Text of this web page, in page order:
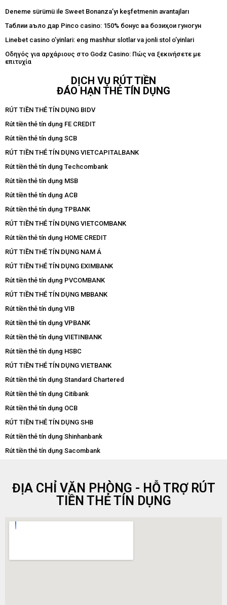
Deneme sürümü ile Sweet Bonanza’yı keşfetmenin avantajları
Таблиғи аъло дар Pinco casino: 150% бонус ва бозиҳои гуногун
Linebet casino o’yinlari: eng mashhur slotlar va jonli stol o’yinlari
Οδηγός για αρχάριους στο Godz Casino: Πώς να ξεκινήσετε με
επιτυχία
DỊCH VỤ RÚT TIỀN
ĐÁO HẠN THẺ TÍN DỤNG
RÚT TIỀN THẺ TÍN DỤNG BIDV
Rút tiền thẻ tín dụng FE CREDIT
Rút tiền thẻ tín dụng SCB
RÚT TIỀN THẺ TÍN DỤNG VIETCAPITALBANK
Rút tiền thẻ tín dụng Techcombank
Rút tiền thẻ tín dụng MSB
Rút tiền thẻ tín dụng ACB
Rút tiền thẻ tín dụng TPBANK
RÚT TIỀN THẺ TÍN DỤNG VIETCOMBANK
Rút tiền thẻ tín dụng HOME CREDIT
RÚT TIỀN THẺ TÍN DỤNG NAM Á
RÚT TIỀN THẺ TÍN DỤNG EXIMBANK
Rút tiền thẻ tín dụng PVCOMBANK
RÚT TIỀN THẺ TÍN DỤNG MBBANK
Rút tiền thẻ tín dụng VIB
Rút tiền thẻ tín dụng VPBANK
Rút tiền thẻ tín dụng VIETINBANK
Rút tiền thẻ tín dụng HSBC
RÚT TIỀN THẺ TÍN DỤNG VIETBANK
Rút tiền thẻ tín dụng Standard Chartered
Rút tiền thẻ tín dụng Citibank
Rút tiền thẻ tín dụng OCB
RÚT TIỀN THẺ TÍN DỤNG SHB
Rút tiền thẻ tín dụng Shinhanbank
Rút tiền thẻ tín dụng Sacombank
ĐỊA CHỈ VĂN PHÒNG - HỖ TRỢ RÚT
TIỀN THẺ TÍN DỤNG